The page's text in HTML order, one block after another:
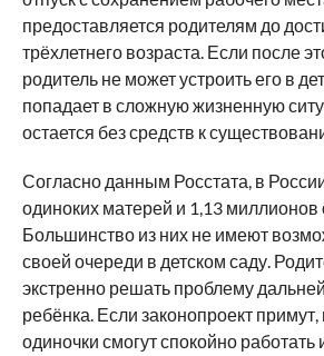
предоставляется родителям до
трёхлетнего возраста. Если после
родитель не может устроить его в
попадает в сложную жизненную
остается без средств к
Согласно данным Росстата, в
одиноких матерей и 1,13 миллионов
Большинство из них не имеют
своей очереди в детском саду.
экстренно решать проблему
ребёнка. Если законопроект
одиночки смогут спокойно работать